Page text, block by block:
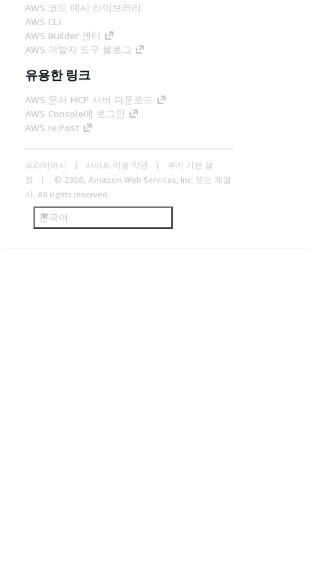
AWS 코드 예시 라이브러리
AWS CLI
AWS Builder 센터
AWS 개발자 도구 블로그
유용한 링크
AWS 문서 MCP 서버 다운로드
AWS Console에 로그인
AWS re:Post
프라이버시 사이트 이용 약관
쿠키 기본 설
정
© 2026, Amazon Web Services, Inc. 또는 계열
사. All rights reserved.
한국어